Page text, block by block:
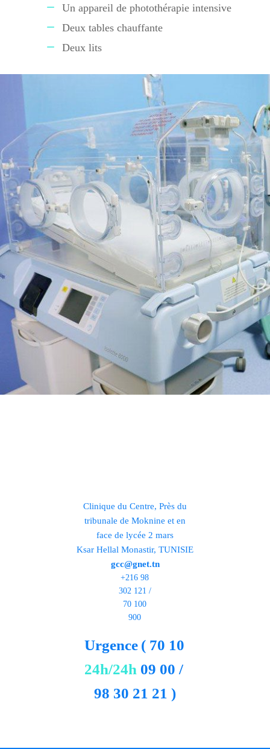
Un appareil de photothérapie intensive
Deux tables chauffante
Deux lits
Clinique du Centre, Près du
tribunale de Moknine et en
face de lycée 2 mars
Ksar Hellal Monastir, TUNISIE
gcc@gnet.tn
+216 98
302 121 /
70 100
900
Urgence
24h/24h
( 70 10
09 00 /
98 30 21 21 )